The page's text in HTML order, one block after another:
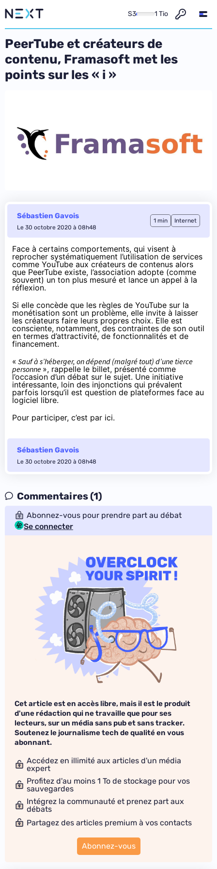
S3 1 Tio
PeerTube et créateurs de
contenu, Framasoft met les
points sur les « i »
Sébastien Gavois
Le 30 octobre 2020 à 08h48
1 min Internet
Face à certains comportements, qui visent à
reprocher systématiquement l’utilisation de services
comme YouTube aux créateurs de contenus alors
que PeerTube existe, l’association adopte (comme
souvent) un ton plus mesuré et lance un appel à la
réflexion.
Si elle concède que les règles de YouTube sur la
monétisation sont un problème, elle invite à laisser
les créateurs faire leurs propres choix. Elle est
consciente, notamment, des contraintes de son outil
en termes d’attractivité, de fonctionnalités et de
financement.
« Sauf à s’héberger, on dépend (malgré tout) d’une tierce
personne », rappelle le billet, présenté comme
l’occasion d’un débat sur le sujet. Une initiative
intéressante, loin des injonctions qui prévalent
parfois lorsqu’il est question de plateformes face au
logiciel libre.
Pour participer, c’est par ici.
Sébastien Gavois
Le 30 octobre 2020 à 08h48
Commentaires (1)
Abonnez-vous pour prendre part au débat
Se connecter
Cet article est en accès libre, mais il est le produit
d'une rédaction qui ne travaille que pour ses
lecteurs, sur un média sans pub et sans tracker.
Soutenez le journalisme tech de qualité en vous
abonnant.
Accédez en illimité aux articles d'un média
expert
Profitez d'au moins 1 To de stockage pour vos
sauvegardes
Intégrez la communauté et prenez part aux
débats
Partagez des articles premium à vos contacts
Abonnez-vous